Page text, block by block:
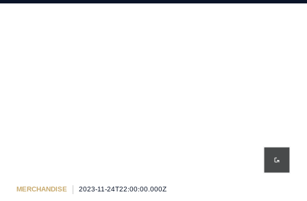
MERCHANDISE 2023-11-24T22:00:00.000Z